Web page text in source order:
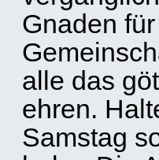
Gnaden
alle das
ehren.
Samstag